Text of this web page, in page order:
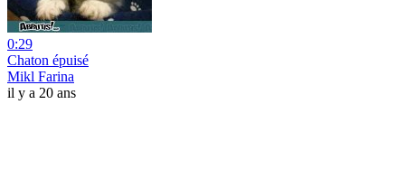
0:29
Chaton épuisé
Mikl Farina
il y a 20 ans